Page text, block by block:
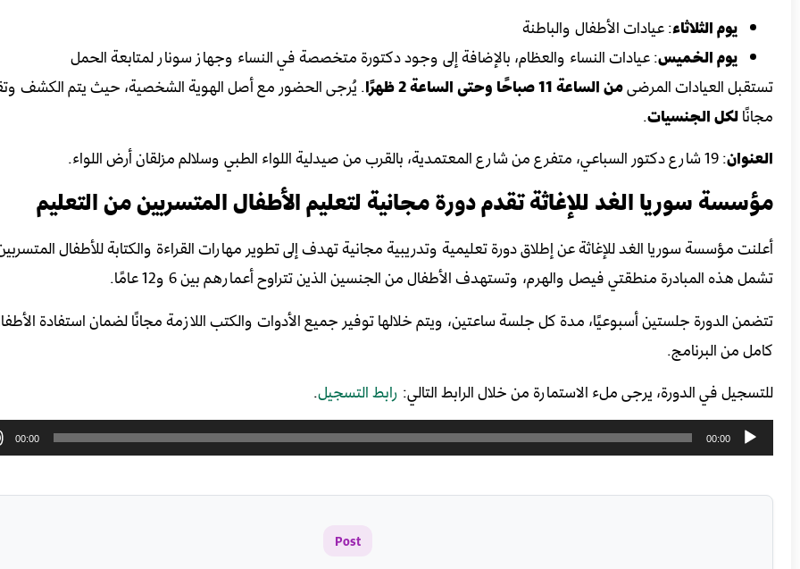
يوم الثلاثاء: عيادات الأطفال والباطنة
يوم الخميس: عيادات النساء والعظام، بالإضافة إلى وجود دكتورة متخصصة في النساء وجهاز سونار لمتابعة الحمل
تستقبل العيادات المرضىمن الساعة 11 صباحًا وحتى الساعة 2 ظهرًا
. يُرجى الحضور مع أصل الهوية الشخصية، حيث يتم الكشف
مجانًالكل الجنسيات.
العنوان: 19 شارع دكتور السباعي، متفرع من شارع المعتمدية، بالقرب من صيدلية اللواء الطبي وسلالم مزلقان أرض اللواء.
مؤسسة سوريا الغد للإغاثة تقدم دورة مجانية لتعليم الأطفال المتسربين من التعليم
أعلنت مؤسسة سوريا الغد للإغاثة عن إطلاق دورة تعليمية وتدريبية مجانية تهدف إلى تطوير مهارات القراءة والكتابة للأطفال
تشمل هذه المبادرة منطقتي فيصل والهرم، وتستهدف الأطفال من الجنسين الذين تتراوح أعمارهم بين 6 و12 عامًا.
تتضمن الدورة جلستين أسبوعيًا، مدة كل جلسة ساعتين، ويتم خلالها توفير جميع الأدوات والكتب اللازمة مجانًا لضمان استفادة
كامل من البرنامج.
للتسجيل في الدورة، يرجى ملء الاستمارة من خلال الرابط التالي: رابط التسجيل.
مشغل
الصوت
00:00
00:00
Post